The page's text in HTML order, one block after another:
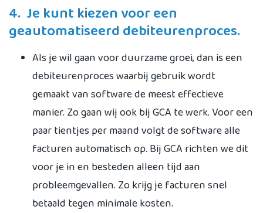
4. Je kunt kiezen voor een
geautomatiseerd debiteurenproces.
Als je wil gaan voor duurzame groei, dan is een
debiteurenproces waarbij gebruik wordt
gemaakt van software de meest effectieve
manier. Zo gaan wij ook bij GCA te werk. Voor een
paar tientjes per maand volgt de software alle
facturen automatisch op. Bij GCA richten we dit
voor je in en besteden alleen tijd aan
probleemgevallen. Zo krijg je facturen snel
betaald tegen minimale kosten.